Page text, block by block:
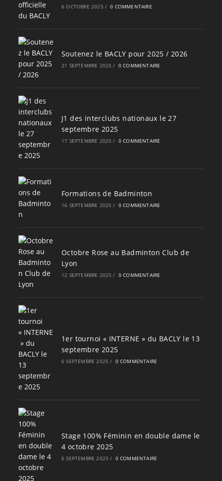
6 OCTOBRE 2025 / 0 COMMENTAIRE
Soutenez le BACLY pour 2025 / 2026
21 SEPTEMBRE 2025 / 0 COMMENTAIRE
J1 des interclubs nationaux le 27
septembre 2025
17 SEPTEMBRE 2025 / 0 COMMENTAIRE
Formations de Badminton
16 SEPTEMBRE 2025 / 0 COMMENTAIRE
Octobre Rose au Badminton Club de
Lyon
12 SEPTEMBRE 2025 / 0 COMMENTAIRE
1er tournoi « INTERNE » du BACLY le 13
septembre 2025
6 SEPTEMBRE 2025 / 0 COMMENTAIRE
Stage 100% Féminin en double dame le
4 octobre 2025
6 SEPTEMBRE 2025 / 0 COMMENTAIRE